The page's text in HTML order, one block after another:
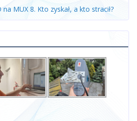
MUX 8. Kto zyskał, a kto stracił?